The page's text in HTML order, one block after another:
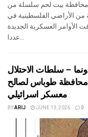
محافظة بيت لحم سلسلة من
الأراضي الفلسطينية في
الأوامر العسكرية الجديدة
عددا...
اجمالية بلغت 208 دونما – سلطات الاحتلال
محافظة طوباس لصالح
معسكر اسرائيلي
BYARIJ JUNE 13, 2026 0